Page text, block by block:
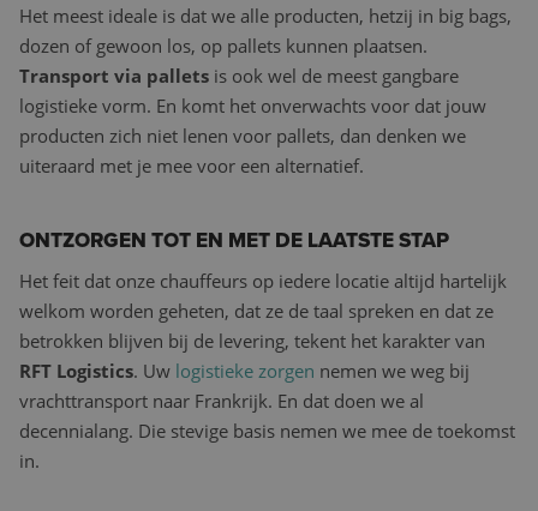
Het meest ideale is dat we alle producten, hetzij in big bags,
dozen of gewoon los, op pallets kunnen plaatsen.
Transport via pallets is ook wel de meest gangbare
logistieke vorm. En komt het onverwachts voor dat jouw
producten zich niet lenen voor pallets, dan denken we
uiteraard met je mee voor een alternatief.
ONTZORGEN TOT EN MET DE LAATSTE STAP
Het feit dat onze chauffeurs op iedere locatie altijd hartelijk
welkom worden geheten, dat ze de taal spreken en dat ze
betrokken blijven bij de levering, tekent het karakter van
RFT Logistics. Uw logistieke zorgen nemen we weg bij
vrachttransport naar Frankrijk. En dat doen we al
decennialang. Die stevige basis nemen we mee de toekomst
in.